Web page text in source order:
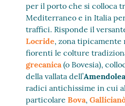
per il porto che si colloca
Mediterraneo e in Italia
traffici. Risponde il
Locride, zona
fiorenti le colture
grecanica(o Bovesia),
della vallata dell’
radici antichissime in cui
particolareBova,